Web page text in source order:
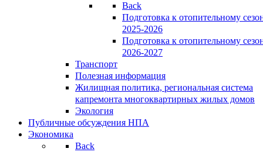
Back
Подготовка к отопительному
2025-2026
Подготовка к отопительному
2026-2027
Транспорт
Полезная информация
Жилищная политика, региональная система
капремонта многоквартирных жилых домов
Экология
Публичные обсуждения НПА
Экономика
Back